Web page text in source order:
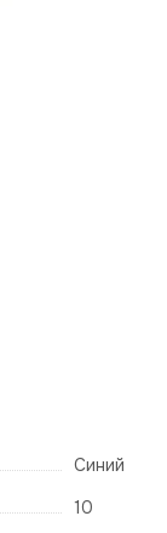
Синий
10